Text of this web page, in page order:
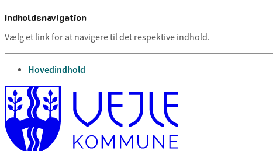
Indholdsnavigation
Vælg et link for at navigere til det respektive indhold.
gå til
Hovedindhold